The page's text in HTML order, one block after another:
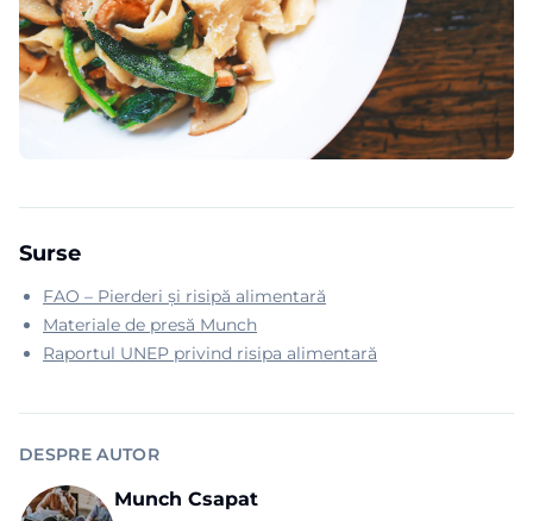
Surse
FAO – Pierderi și risipă alimentară
Materiale de presă Munch
Raportul UNEP privind risipa alimentară
DESPRE AUTOR
Munch Csapat